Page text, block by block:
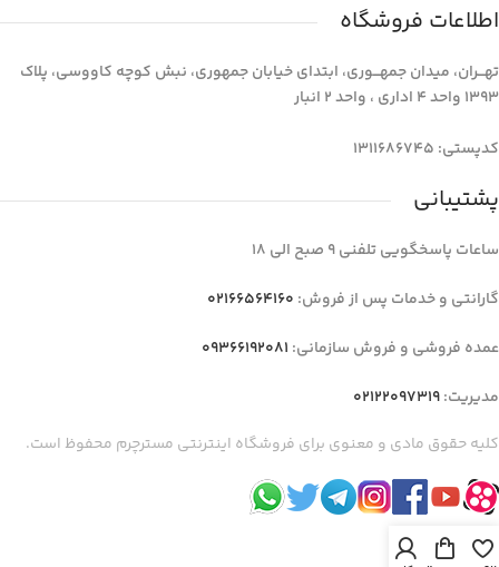
اطلاعات فروشگاه
تهـــران، میدان جمهـــوری، ابتدای خیابان جمهوری، نبش کوچه کاووسی، پلاک
1393 واحد 4 اداری ، واحد 2 انبار
کدپستی: 1311686745
پشتیبانی
ساعات پاسخگویی تلفنی 9 صبح الی 18
گارانتی و خدمات پس از فروش: 02166564160
عمده فروشی و فروش سازمانی: 09366192081
مدیریت:02122097319
کلیه حقوق مادی و معنوی برای فروشگاه اینترنتی مسترچرم محفوظ است.